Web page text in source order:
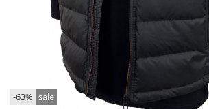
-63% sale